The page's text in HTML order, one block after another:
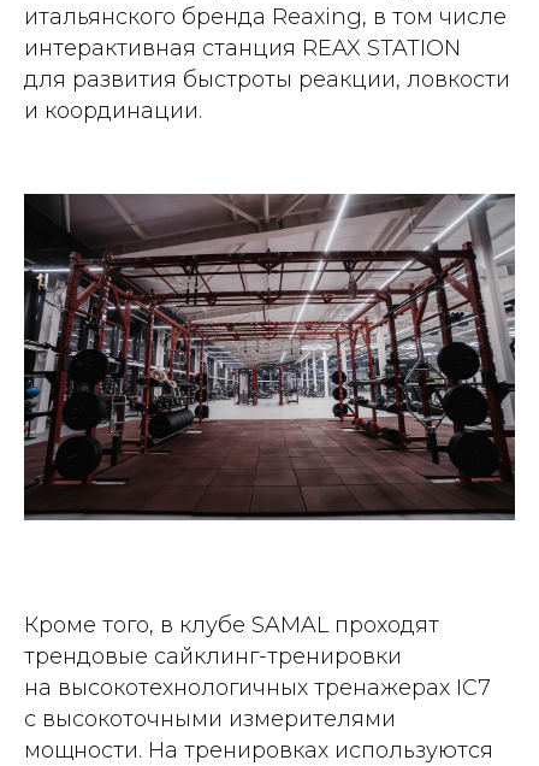
итальянского бренда Reaxing, в том числе
интерактивная станция REAX STATION
для развития быстроты реакции, ловкости
и координации.
Кроме того, в клубе SAMAL проходят
трендовые сайклинг-тренировки
на высокотехнологичных тренажерах IC7
с высокоточными измерителями
мощности. На тренировках используются